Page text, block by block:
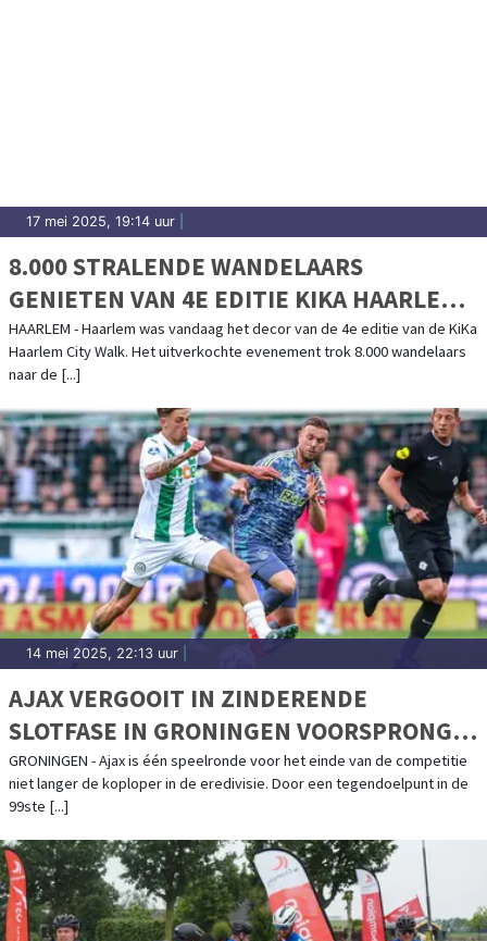
17 mei 2025, 19:14 uur
8.000 STRALENDE WANDELAARS
GENIETEN VAN 4E EDITIE KIKA HAARLEM
CITY WALK
HAARLEM - Haarlem was vandaag het decor van de 4e editie van de KiKa
Haarlem City Walk. Het uitverkochte evenement trok 8.000 wandelaars
naar de [...]
14 mei 2025, 22:13 uur
AJAX VERGOOIT IN ZINDERENDE
SLOTFASE IN GRONINGEN VOORSPRONG
EN KOPPOSITIE
GRONINGEN - Ajax is één speelronde voor het einde van de competitie
niet langer de koploper in de eredivisie. Door een tegendoelpunt in de
99ste [...]